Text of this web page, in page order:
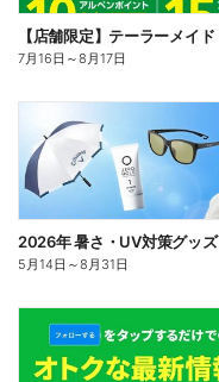
7月16日 ～8月17日
2026年 暑さ・UV対策グッズ
5月14日 ～8月31日